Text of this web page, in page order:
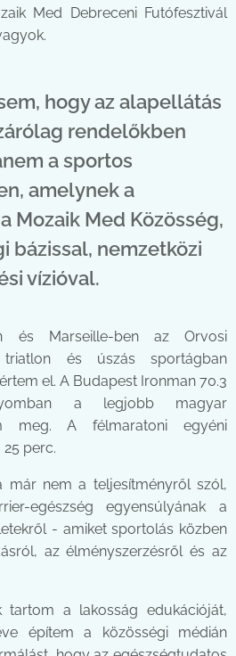
Med Debreceni Futófesztivál
hogy az alapellátás
rendelőkben
a sportos
amelynek a
Mozaik Med Közösség,
bázissal, nemzetközi
vízióval.
és Marseille-ben az Orvosi
triatlon és úszás sportágban
el. A Budapest Ironman 70.3
a legjobb magyar
meg. A félmaratoni egyéni
25 perc.
nem a teljesítményről szól,
egészség egyensúlyának a
- amiket sportolás közben
az élményszerzésről és az
tartom a lakosság edukációját,
építem a közösségi médián